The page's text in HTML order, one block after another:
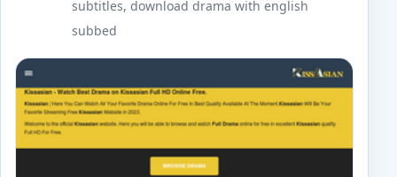
subtitles, download drama with english
subbed